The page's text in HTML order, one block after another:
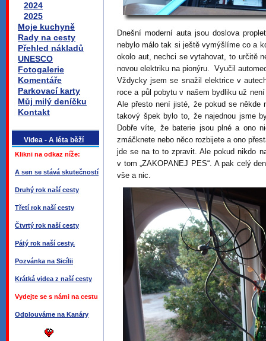
2024
2025
Moje kuchyně
Rady na cesty
Přehled nákladů
UNESCO
Fotogalerie
Komentáře
Parkovací karty
Můj milý deníčku
Kontakt
Videa - A léta běží
Klikni na odkaz níže:
A sen se stává skutečností
Druhý rok naší cesty
Třetí rok naší cesty
Čtvrtý rok naší cesty
Pátý rok naší cesty.
Pozvánka na Sicílii
Krátká videa z naší cesty
Vydejte se s námi na cestu
Odplouváme na Kanáry
Dnešní moderní auta jsou doslova
nebylo málo tak si ještě vymýšlíme co a
okolo aut, nechci se vytahovat, to určitě
novou elektriku na pionýru. Vyučil
Vždycky jsem se snažil elektrice v
roce a půl pobytu v našem bydliku už
Ale přesto není jisté, že pokud se někde
takový špek bylo to, že najednou jsme
Dobře víte, že baterie jsou plné a ono
zmáčknete nebo něco rozbijete a ono
jde se na to to zpravit. Ale pokud nikdo
v tom „ZAKOPANEJ PES“. A pak celý
vše a nic.